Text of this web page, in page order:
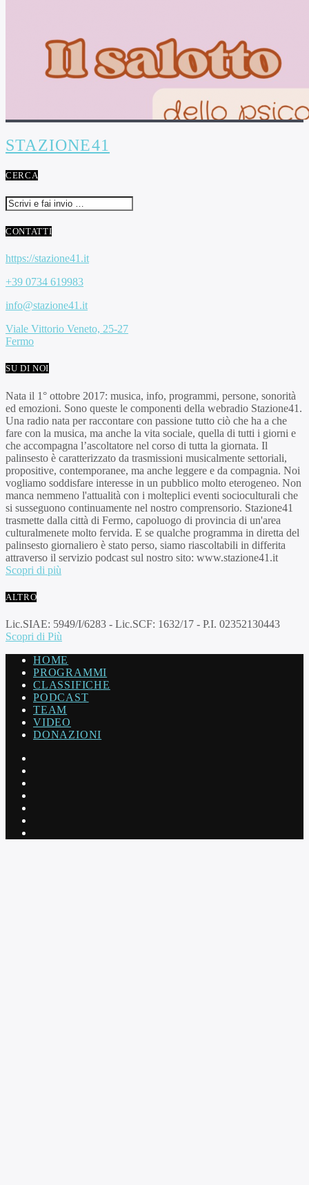
STAZIONE41
CERCA
CONTATTI
https://stazione41.it
+39 0734 619983
info@stazione41.it
Viale Vittorio Veneto, 25-27
Fermo
SU DI NOI
Nata il 1° ottobre 2017: musica, info, programmi, persone, sonorità
ed emozioni. Sono queste le componenti della webradio Stazione41.
Una radio nata per raccontare con passione tutto ciò che ha a che
fare con la musica, ma anche la vita sociale, quella di tutti i giorni e
che accompagna l’ascoltatore nel corso di tutta la giornata. Il
palinsesto è caratterizzato da trasmissioni musicalmente settoriali,
propositive, contemporanee, ma anche leggere e da compagnia. Noi
vogliamo soddisfare interesse in un pubblico molto eterogeneo. Non
manca nemmeno l'attualità con i molteplici eventi socioculturali che
si susseguono continuamente nel nostro comprensorio. Stazione41
trasmette dalla città di Fermo, capoluogo di provincia di un'area
culturalmenete molto fervida. E se qualche programma in diretta del
palinsesto giornaliero è stato perso, siamo riascoltabili in differita
attraverso il servizio podcast sul nostro sito: www.stazione41.it
Scopri di più
ALTRO
Lic.SIAE: 5949/I/6283 - Lic.SCF: 1632/17 - P.I. 02352130443
Scopri di Più
HOME
PROGRAMMI
CLASSIFICHE
PODCAST
TEAM
VIDEO
DONAZIONI